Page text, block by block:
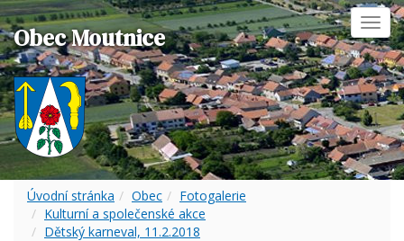
Obec Moutnice
Úvodní stránka Obec
Fotogalerie
Kulturní a společenské akce
Dětský karneval, 11.2.2018